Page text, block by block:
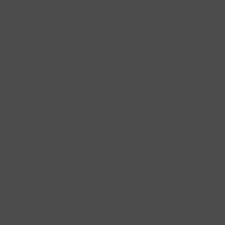
bis zu minus 34 Grad Celsius und
sowie wintertauglich und verwöhnt selbst in der
gut zur Geltung und belebt auch einen
der Malus ’Neville Copeman‘ in Einzelstellung
Verschönerung des heimischen Gartens
Der Malus ’Neville Copeman verwöhnt mit dem